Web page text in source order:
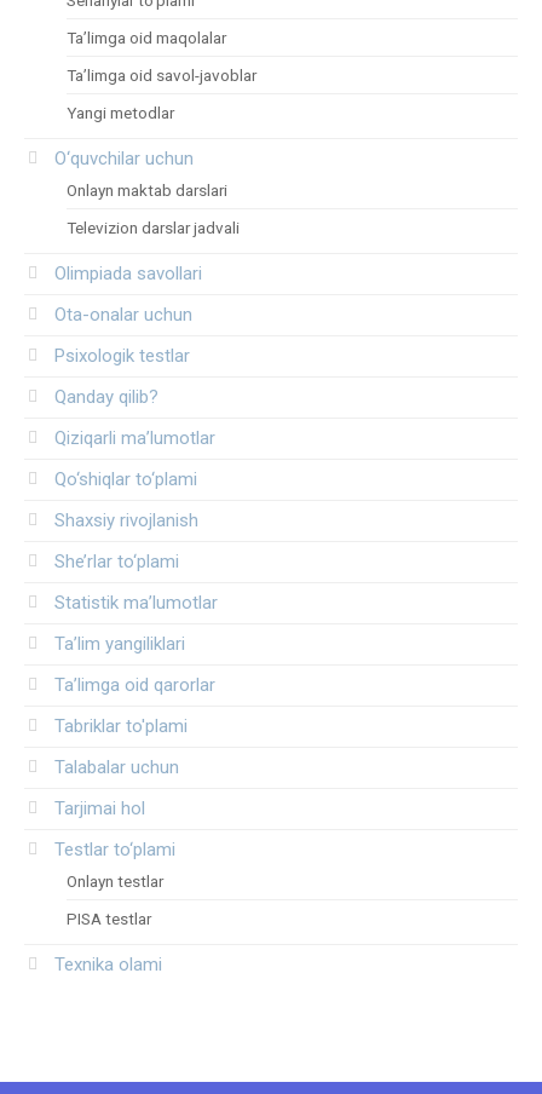
Ta’limga oid maqolalar
Ta’limga oid savol-javoblar
Yangi metodlar
O‘quvchilar uchun
Onlayn maktab darslari
Televizion darslar jadvali
Olimpiada savollari
Ota-onalar uchun
Psixologik testlar
Qanday qilib?
Qiziqarli ma’lumotlar
Qo‘shiqlar to‘plami
Shaxsiy rivojlanish
She’rlar to‘plami
Statistik ma’lumotlar
Ta’lim yangiliklari
Ta’limga oid qarorlar
Tabriklar to'plami
Talabalar uchun
Tarjimai hol
Testlar to‘plami
Onlayn testlar
PISA testlar
Texnika olami